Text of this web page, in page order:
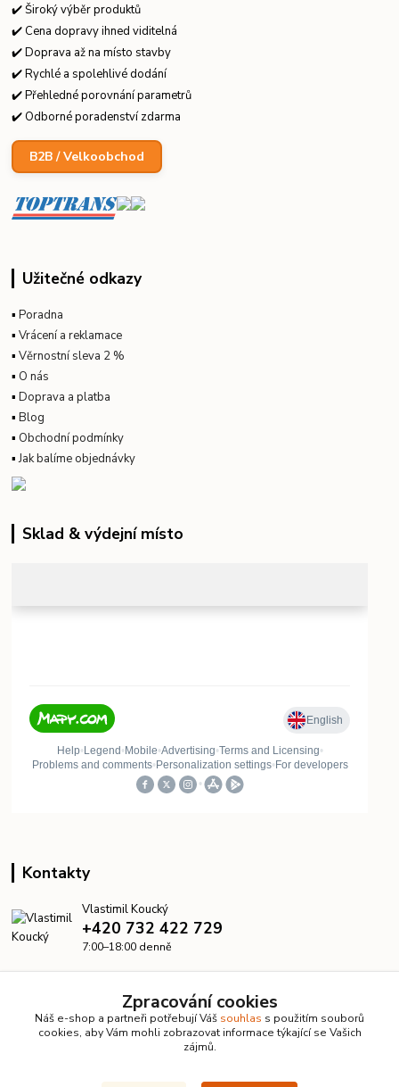
✔️ Široký výběr produktů
✔️ Cena dopravy ihned viditelná
✔️ Doprava až na místo stavby
✔️ Rychlé a spolehlivé dodání
✔️ Přehledné porovnání parametrů
✔️ Odborné poradenství zdarma
B2B / Velkoobchod
Užitečné odkazy
▪Poradna
▪Vrácení a reklamace
▪Věrnostní sleva 2 %
▪ O nás
▪Doprava a platba
▪Blog
▪ Obchodní podmínky
▪Jak balíme objednávky
Sklad & výdejní místo
Kontakty
Vlastimil Koucký
+420 732 422 729
7:00–18:00 denně
Zpracování cookies
Náš e-shop a partneři potřebují Váš souhlas s použitím souborů
cookies, aby Vám mohli zobrazovat informace týkající se Vašich
zájmů.